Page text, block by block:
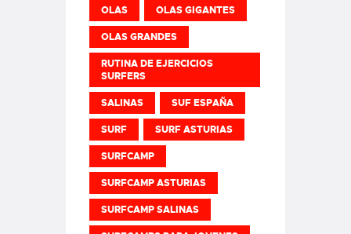
OLAS OLAS GIGANTES
OLAS GRANDES
RUTINA DE EJERCICIOS
SURFERS
SALINAS SUF ESPAÑA
SURF SURF ASTURIAS
SURFCAMP
SURFCAMP ASTURIAS
SURFCAMP SALINAS